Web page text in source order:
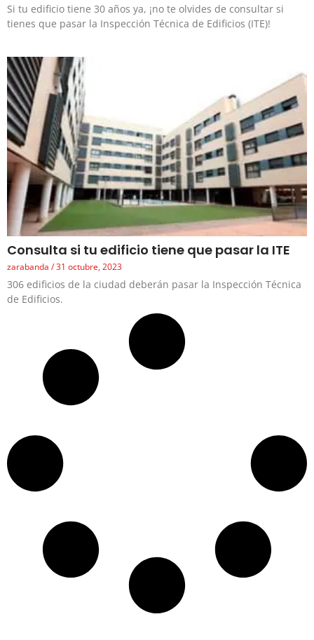
Si tu edificio tiene 30 años ya, ¡no te olvides de consultar si
tienes que pasar la Inspección Técnica de Edificios (ITE)!
Consulta si tu edificio tiene que pasar la ITE
zarabanda 31 octubre, 2023
306 edificios de la ciudad deberán pasar la Inspección Técnica
de Edificios.